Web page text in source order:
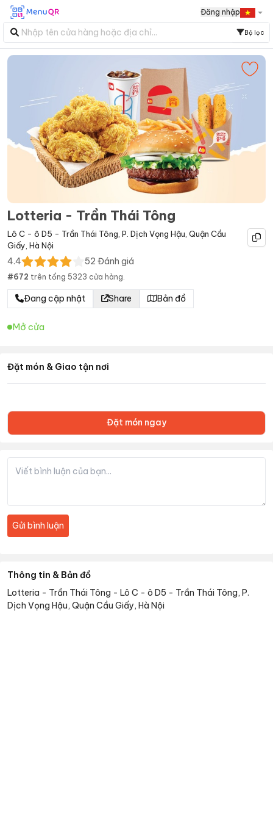
Đăng nhập
Bộ lọc
Lotteria - Trần Thái Tông
Lô C - ô D5 - Trần Thái Tông P. Dịch Vọng Hậu Quận Cầu
Giấy Hà Nội
4.4 52 Đánh giá
#672 trên tổng 5323 cửa hàng.
Đang cập nhật Share Bản đồ
Mở cửa
Đặt món & Giao tận nơi
Đặt món ngay
Gửi bình luận
Thông tin & Bản đồ
Lotteria - Trần Thái Tông - Lô C - ô D5 - Trần Thái Tông, P.
Dịch Vọng Hậu, Quận Cầu Giấy, Hà Nội